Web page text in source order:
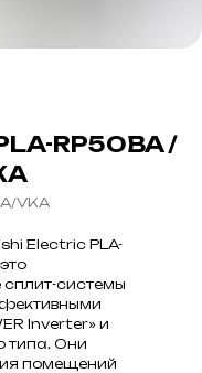
RP50BA /
VKA
Electric PLA-
системы
Inverter» и
типа. Они
помещений